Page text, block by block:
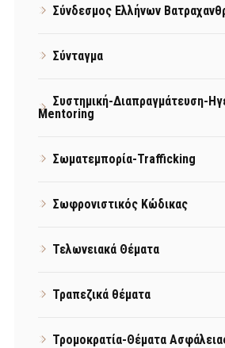
Σύνδεσμος Ελλήνων
Σύνταγμα
Συστημική-Διαπραγμάτευση-
Mentoring
Σωματεμπορία-Trafficking
Σωφρονιστικός Κώδικας
Τελωνειακά Θέματα
Τραπεζικά θέματα
Τρομοκρατία-Θέματα